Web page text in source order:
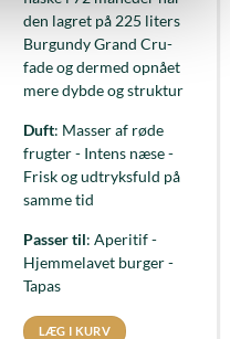
den lagret på 225 liters
Burgundy Grand Cru-
fade og dermed opnået
mere dybde og struktur
Duft: Masser af røde
frugter - Intens næse -
Frisk og udtryksfuld på
samme tid
Passer til: Aperitif -
Hjemmelavet burger -
Tapas
LÆG I KURV